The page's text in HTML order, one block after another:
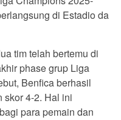
di Estadio da
tim telah bertemu di
phase grup Liga
Benfica berhasil
skor 4-2. Hal ini
para pemain dan